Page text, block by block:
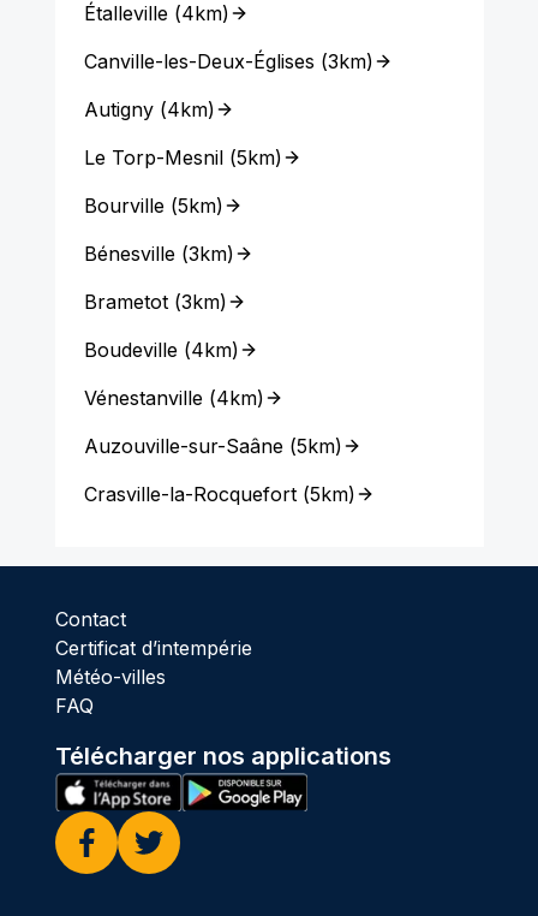
Étalleville(4km)
Canville-les-Deux-Églises (3km)
Autigny(4km)
Le Torp-Mesnil(5km)
Bourville(5km)
Bénesville(3km)
Brametot(3km)
Boudeville(4km)
Vénestanville(4km)
Auzouville-sur-Saâne(5km)
Crasville-la-Rocquefort(5km)
Contact
Certificat d’intempérie
Météo-villes
FAQ
Télécharger nos applications
Facebook
Twitter